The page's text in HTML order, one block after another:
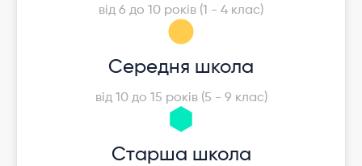
від 6 до 10 років (1 - 4 клас)
Середня школа
від 10 до 15 років (5 - 9 клас)
Старша школа